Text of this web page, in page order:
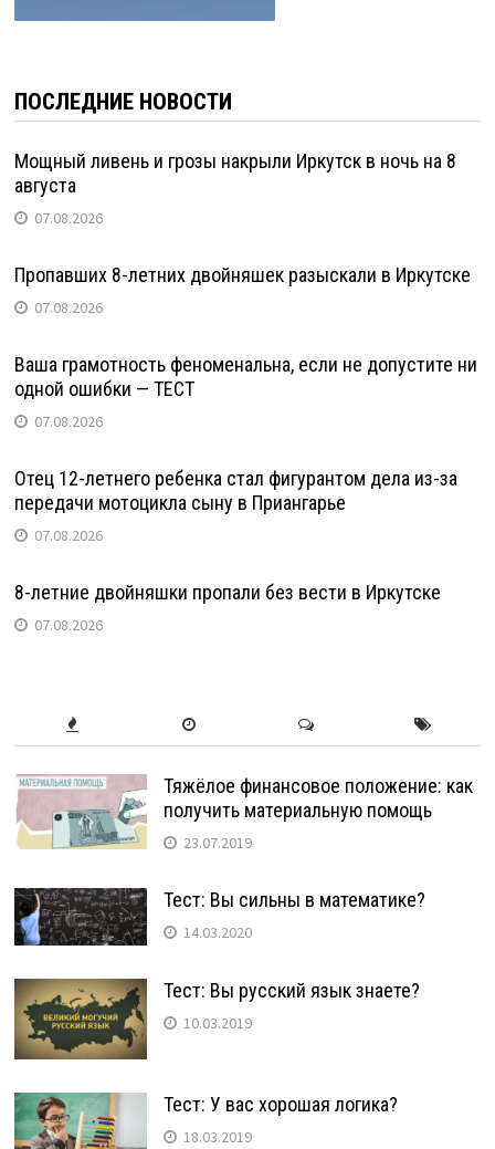
ПОСЛЕДНИЕ НОВОСТИ
Мощный ливень и грозы накрыли Иркутск в ночь на 8
августа
07.08.2026
Пропавших 8-летних двойняшек разыскали в Иркутске
07.08.2026
Ваша грамотность феноменальна, если не допустите ни
одной ошибки — ТЕСТ
07.08.2026
Отец 12-летнего ребенка стал фигурантом дела из-за
передачи мотоцикла сыну в Приангарье
07.08.2026
8-летние двойняшки пропали без вести в Иркутске
07.08.2026
Тяжёлое финансовое положение: как
получить материальную помощь
23.07.2019
Тест: Вы сильны в математике?
14.03.2020
Тест: Вы русский язык знаете?
10.03.2019
Тест: У вас хорошая логика?
18.03.2019